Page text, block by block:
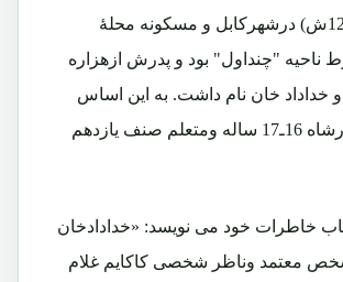
سال 1916م(1295ش) درشهرکابل و مسکونه محلۀ
ناحیه "چنداول" بود و پدرش ازهزاره
خداداد خان نام داشت. به این اساس
اوهنگام قتل نادرشاه 16ـ17 ساله ومتعلم صنف یازدهم
خاطرات خود می نویسد: «خدادادخان
شخص معتمد وناظر شخصی کاکایم غلام